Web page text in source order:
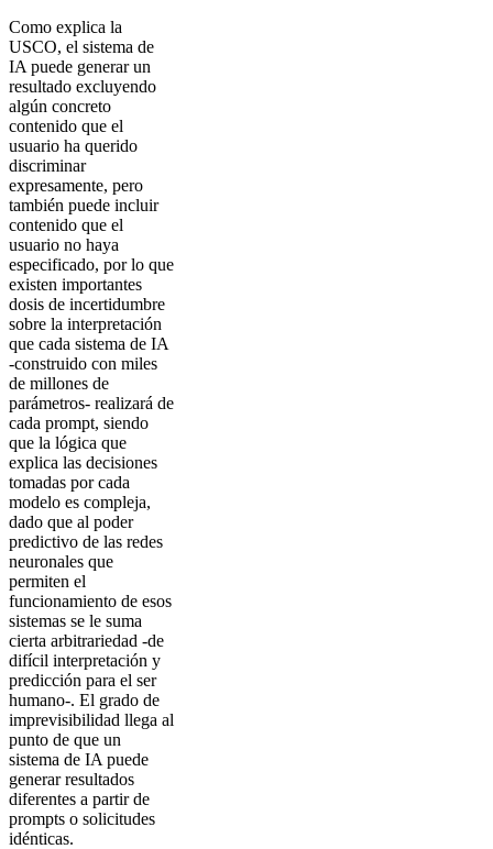
Como explica la
USCO, el sistema de
IA puede generar un
resultado excluyendo
algún concreto
contenido que el
usuario ha querido
discriminar
expresamente, pero
también puede incluir
contenido que el
usuario no haya
especificado, por lo que
existen importantes
dosis de incertidumbre
sobre la interpretación
que cada sistema de IA
-construido con miles
de millones de
parámetros- realizará de
cada prompt, siendo
que la lógica que
explica las decisiones
tomadas por cada
modelo es compleja,
dado que al poder
predictivo de las redes
neuronales que
permiten el
funcionamiento de esos
sistemas se le suma
cierta arbitrariedad -de
difícil interpretación y
predicción para el ser
humano-. El grado de
imprevisibilidad llega al
punto de que un
sistema de IA puede
generar resultados
diferentes a partir de
prompts o solicitudes
idénticas.